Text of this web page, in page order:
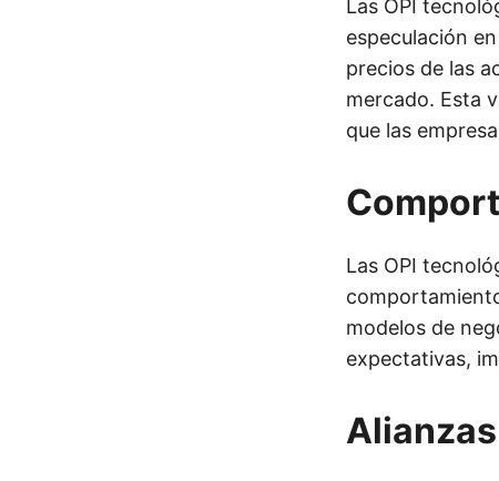
Las OPI
especulación
precios de las
mercado. Esta
que las
Las OPI
modelos de
expectativas,